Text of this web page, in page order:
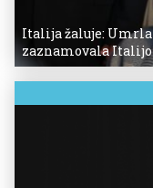
Italija žaluje:
zaznamovala Italijo